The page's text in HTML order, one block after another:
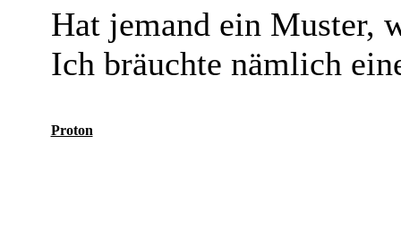
Hat jemand ein Muster,
Ich bräuchte nämlich
Proton